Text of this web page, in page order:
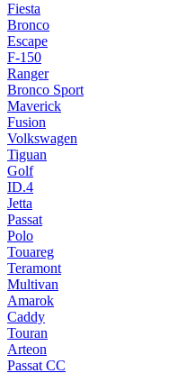
Fiesta
Bronco
Escape
F-150
Ranger
Bronco Sport
Maverick
Fusion
Volkswagen
Tiguan
Golf
ID.4
Jetta
Passat
Polo
Touareg
Teramont
Multivan
Amarok
Caddy
Touran
Arteon
Passat CC